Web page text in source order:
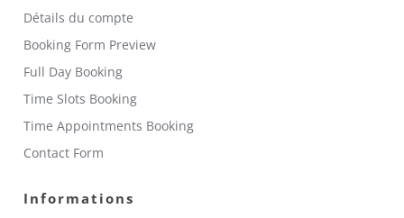
Détails du compte
Booking Form Preview
Full Day Booking
Time Slots Booking
Time Appointments Booking
Contact Form
Informations